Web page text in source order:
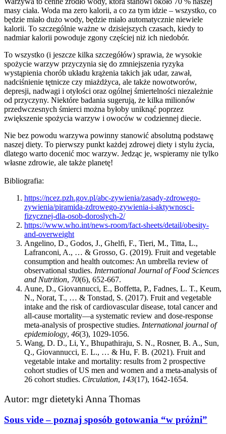
masy ciała. Woda ma zero kalorii, a co za tym idzie – wszystko, co
będzie miało dużo wody, będzie miało automatycznie niewiele
kalorii. To szczególnie ważne w dzisiejszych czasach, kiedy to
nadmiar kalorii powoduje zgony częściej niż ich niedobór.
To wszystko (i jeszcze kilka szczegółów) sprawia, że wysokie
spożycie warzyw przyczynia się do zmniejszenia ryzyka
wystąpienia chorób układu krążenia takich jak udar, zawał,
nadciśnienie tętnicze czy miażdżyca, ale także nowotworów,
depresji, nadwagi i otyłości oraz ogólnej śmiertelności niezależnie
od przyczyny. Niektóre badania sugerują, że kilka milionów
przedwczesnych śmierci można byłoby uniknąć poprzez
zwiększenie spożycia warzyw i owoców w codziennej diecie.
Nie bez powodu warzywa powinny stanowić absolutną podstawę
naszej diety. To pierwszy punkt każdej zdrowej diety i stylu życia,
dlatego warto docenić moc warzyw. Jedząc je, wspieramy nie tylko
własne zdrowie, ale także planetę!
Bibliografia:
https://ncez.pzh.gov.pl/abc-zywienia/zasady-zdrowego-
zywienia/piramida-zdrowego-zywienia-i-aktywnosci-
fizycznej-dla-osob-doroslych-2/
https://www.who.int/news-room/fact-sheets/detail/obesity-
and-overweight
Angelino, D., Godos, J., Ghelfi, F., Tieri, M., Titta, L.,
Lafranconi, A., … & Grosso, G. (2019). Fruit and vegetable
consumption and health outcomes: An umbrella review of
observational studies. International Journal of Food Sciences
and Nutrition, 70(6), 652-667.
Aune, D., Giovannucci, E., Boffetta, P., Fadnes, L. T., Keum,
N., Norat, T., … & Tonstad, S. (2017). Fruit and vegetable
intake and the risk of cardiovascular disease, total cancer and
all-cause mortality—a systematic review and dose-response
meta-analysis of prospective studies. International journal of
epidemiology, 46(3), 1029-1056.
Wang, D. D., Li, Y., Bhupathiraju, S. N., Rosner, B. A., Sun,
Q., Giovannucci, E. L., … & Hu, F. B. (2021). Fruit and
vegetable intake and mortality: results from 2 prospective
cohort studies of US men and women and a meta-analysis of
26 cohort studies. Circulation, 143(17), 1642-1654.
Autor: mgr dietetyki Anna Thomas
Sous vide – poznaj sposób gotowania “w próżni”